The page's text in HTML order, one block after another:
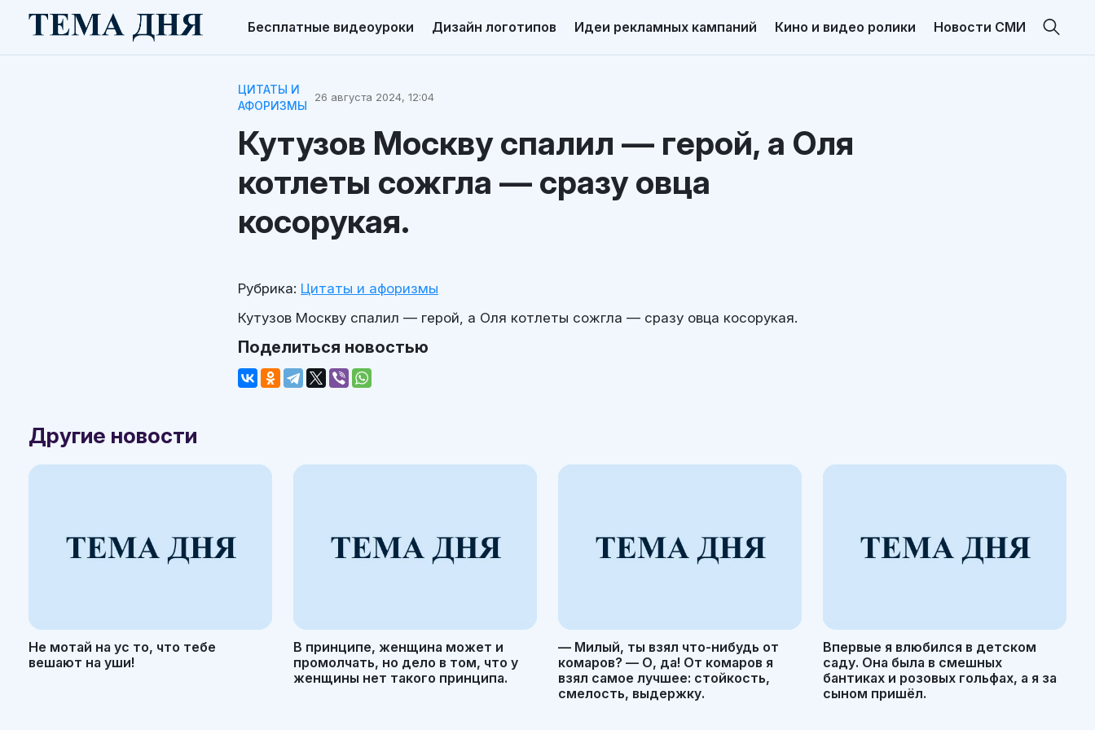
Бесплатные видеоуроки Дизайн логотипов Идеи рекламных кампаний Кино и видео ролики Новости СМИ
ЦИТАТЫ И
АФОРИЗМЫ
26 августа 2024, 12:04
Кутузов Москву спалил — герой, а Оля
котлеты сожгла — сразу овца
косорукая.
Рубрика: Цитаты и афоризмы
Кутузов Москву спалил — герой, а Оля котлеты сожгла — сразу овца косорукая.
Поделиться новостью
Другие новости
Не мотай на ус то, что тебе
вешают на уши!
В принципе, женщина может и
промолчать, но дело в том, что у
женщины нет такого принципа.
— Милый, ты взял что-нибудь от
комаров? — О, да! От комаров я
взял самое лучшее: стойкость,
смелость, выдержку.
Впервые я влюбился в детском
саду. Она была в смешных
бантиках и розовых гольфах, а я за
сыном пришёл.